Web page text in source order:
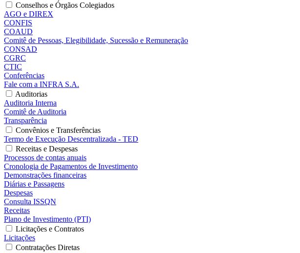
Conselhos e Órgãos Colegiados
AGO e DIREX
CONFIS
COAUD
Comitê de Pessoas, Elegibilidade, Sucessão e Remuneração
CONSAD
CGRC
CTIC
Conferências
Fale com a INFRA S.A.
Auditorias
Auditoria Interna
Comitê de Auditoria
Transparência
Convênios e Transferências
Termo de Execução Descentralizada - TED
Receitas e Despesas
Processos de contas anuais
Cronologia de Pagamentos de Investimento
Demonstrações financeiras
Diárias e Passagens
Despesas
Consulta ISSQN
Receitas
Plano de Investimento (PTI)
Licitações e Contratos
Licitações
Contratações Diretas